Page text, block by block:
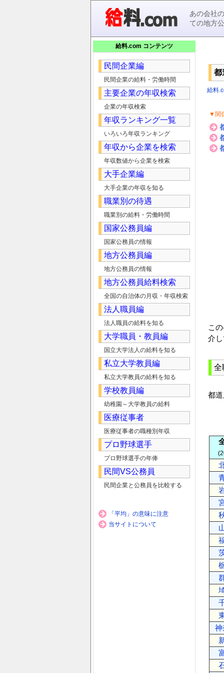
あの会社
ての地方
都
給料
▼関
こ
介
全
都
神
給料.com コンテンツ
民間企業編
民間企業の給料・労働時間
主要企業の年収検索
企業の年収検索
年収ランキング一覧
いろいろ年収ランキング
年収から企業を検索
年収数値から企業を検索
大手企業編
大手企業の年収を知る
職業別の待遇
職業別の給料・労働時間
国家公務員編
国家公務員の情報
地方公務員編
地方公務員の情報
地方公務員給料検索
全国の自治体の月収・年収検索
法人職員編
法人職員の給料を知る
大学職員・教員編
国立大学法人の給料を知る
私立大学教員編
私立大学教員の給料を知る
学校教員編
幼稚園～大学教員の給料
医療従事者
医療従事者の職種別年収
プロ野球選手
プロ野球選手の年俸
民間VS公務員
民間企業と公務員を比較する
「平均」の意味に注意
当サイトについて